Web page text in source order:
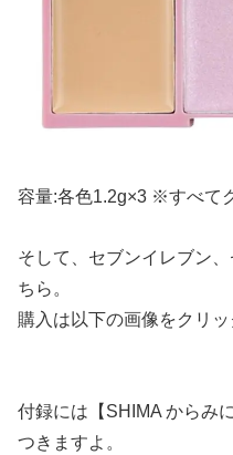
容量:各色1.2g×3 ※すべて
そして、セブンイレブン
ちら。
購入は以下の画像をクリッ
付録には【SHIMA からみ
つきますよ。